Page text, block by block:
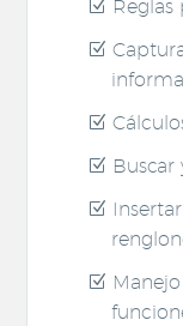
Reglas